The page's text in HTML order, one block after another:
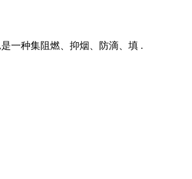
一种集阻燃、抑烟、防滴、填 .